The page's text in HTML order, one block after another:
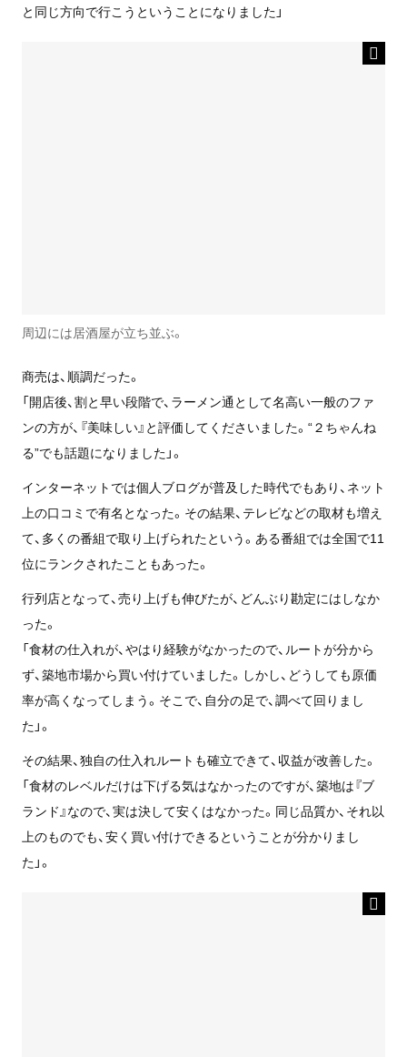
と同じ方向で行こうということになりました」
周辺には居酒屋が立ち並ぶ。
商売は、順調だった。
「開店後、割と早い段階で、ラーメン通として名高い一般のファ
ンの方が、『美味しい』と評価してくださいました。“２ちゃんね
る”でも話題になりました」。
インターネットでは個人ブログが普及した時代でもあり、ネット
上の口コミで有名となった。その結果、テレビなどの取材も増え
て、多くの番組で取り上げられたという。ある番組では全国で11
位にランクされたこともあった。
行列店となって、売り上げも伸びたが、どんぶり勘定にはしなか
った。
「食材の仕入れが、やはり経験がなかったので、ルートが分から
ず、築地市場から買い付けていました。しかし、どうしても原価
率が高くなってしまう。そこで、自分の足で、調べて回りまし
た」。
その結果、独自の仕入れルートも確立できて、収益が改善した。
「食材のレベルだけは下げる気はなかったのですが、築地は『ブ
ランド』なので、実は決して安くはなかった。同じ品質か、それ以
上のものでも、安く買い付けできるということが分かりまし
た」。